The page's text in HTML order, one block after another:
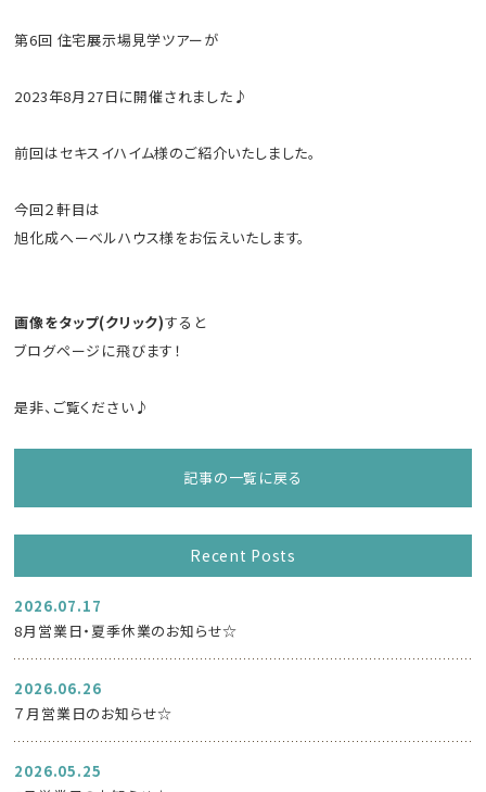
第6回 住宅展示場見学ツアーが
2023年8月27日に開催されました♪
前回はセキスイハイム様のご紹介いたしました。
今回２軒目は
旭化成へーベルハウス様をお伝えいたします。
画像をタップ(クリック)すると
ブログページに飛びます！
是非、ご覧ください♪
記事の一覧に戻る
Recent Posts
2026.07.17
8月営業日・夏季休業のお知らせ☆
2026.06.26
７月営業日のお知らせ☆
2026.05.25